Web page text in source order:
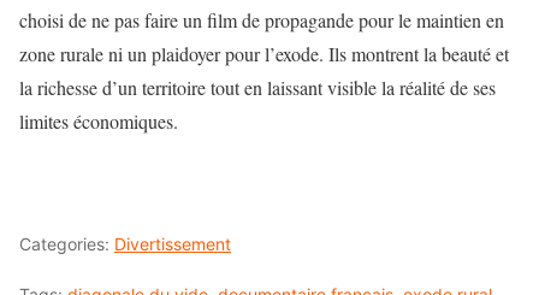
choisi de ne pas faire un film de propagande pour le maintien en
zone rurale ni un plaidoyer pour l’exode. Ils montrent la beauté et
la richesse d’un territoire tout en laissant visible la réalité de ses
limites économiques.
Categories: Divertissement